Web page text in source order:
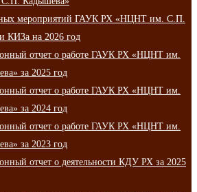
мероприятий ГАУК РХ «НЦНТ им. С.П.
КИЗа на 2026 год
отчет о работе ГАУК РХ «НЦНТ им.
за 2025 год
отчет о работе ГАУК РХ «НЦНТ им.
за 2024 год
отчет о работе ГАУК РХ «НЦНТ им.
за 2023 год
отчет о деятельности КДУ РХ за 2025